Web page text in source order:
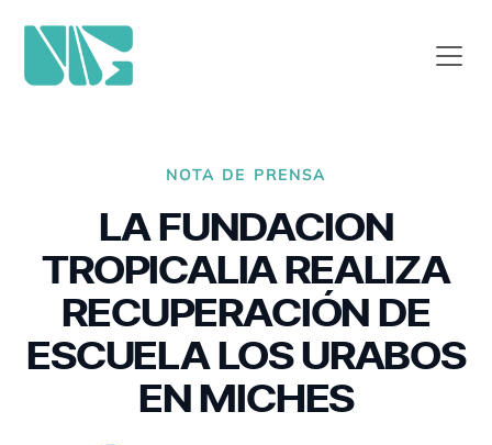
NOTA DE PRENSA
LA FUNDACION
TROPICALIA REALIZA
RECUPERACIÓN DE
ESCUELA LOS URABOS
EN MICHES